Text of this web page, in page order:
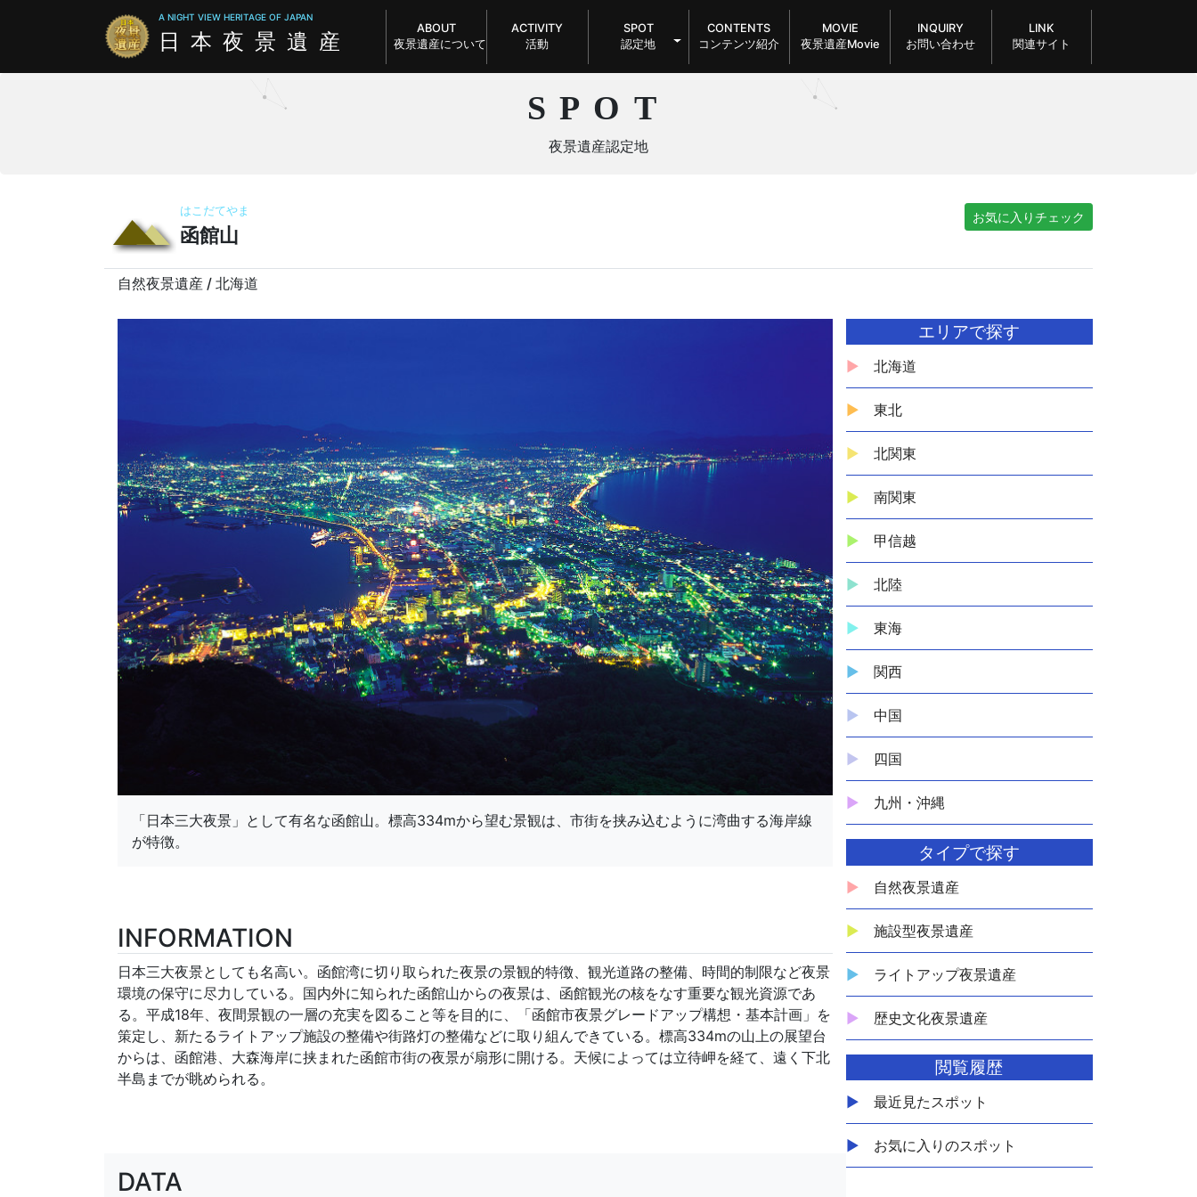
A NIGHT VIEW HERITAGE OF JAPAN
日本夜景遺産
ABOUT
夜景遺産について
ACTIVITY
活動
SPOT
認定地
CONTENTS
コンテンツ紹介
MOVIE
夜景遺産Movie
INQUIRY
お問い合わせ
LINK
関連サイト
SPOT
夜景遺産認定地
はこだてやま
函館山
お気に入りチェック
自然夜景遺産 / 北海道
「日本三大夜景」として有名な函館山。標高334mから望む景観は、市街を挟み込むように湾曲する海岸線
が特徴。
INFORMATION
日本三大夜景としても名高い。函館湾に切り取られた夜景の景観的特徴、観光道路の整備、時間的制限など夜景
環境の保守に尽力している。国内外に知られた函館山からの夜景は、函館観光の核をなす重要な観光資源であ
る。平成18年、夜間景観の一層の充実を図ること等を目的に、「函館市夜景グレードアップ構想・基本計画」を
策定し、新たるライトアップ施設の整備や街路灯の整備などに取り組んできている。標高334mの山上の展望台
からは、函館港、大森海岸に挟まれた函館市街の夜景が扇形に開ける。天候によっては立待岬を経て、遠く下北
半島までが眺められる。
DATA
エリアで探す
北海道
東北
北関東
南関東
甲信越
北陸
東海
関西
中国
四国
九州・沖縄
タイプで探す
自然夜景遺産
施設型夜景遺産
ライトアップ夜景遺産
歴史文化夜景遺産
閲覧履歴
最近見たスポット
お気に入りのスポット